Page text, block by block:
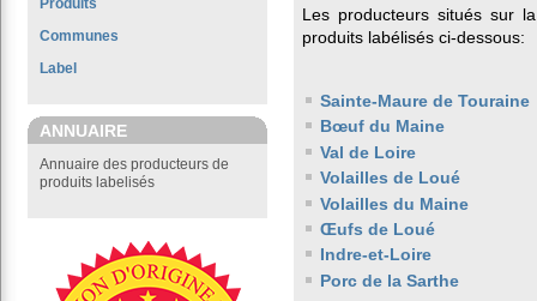
Produits
Communes
Label
ANNUAIRE
Annuaire des producteurs de
produits labelisés
Les producteurs situés sur
produits labélisés ci-dessous:
Sainte-Maure de Touraine
Bœuf du Maine
Val de Loire
Volailles de Loué
Volailles du Maine
Œufs de Loué
Indre-et-Loire
Porc de la Sarthe